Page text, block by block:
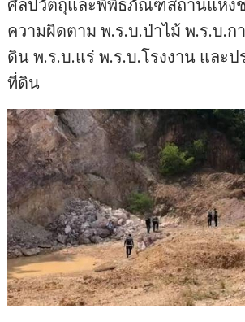
ความผิดตาม พ.ร.บ.ป่าไม้ พ.ร.บ.
ดิน พ.ร.บ.แร่ พ.ร.บ.โรงงาน และ
ที่ดิน